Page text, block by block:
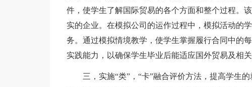
件，使学生了解国际贸易的各个方面和整个过程。
实的企业。在模拟公司的运作过程中，模拟活动的
务。通过模拟情境教学，使学生掌握履行合同中的
实践能力，以确保学生毕业后能适应国外贸易及相关
三，实施“类”，“卡”融合评价方法，提高学生的